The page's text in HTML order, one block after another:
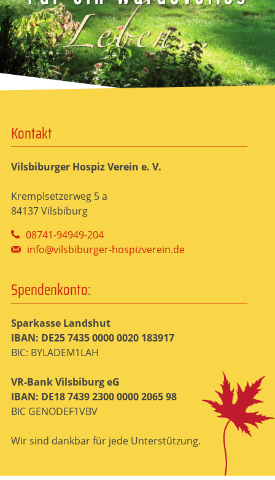
Kontakt
Vilsbiburger Hospiz Verein e. V.
Kremplsetzerweg 5 a
84137 Vilsbiburg
08741-94949-204
info@vilsbiburger-hospizverein.de
Spendenkonto:
Sparkasse Landshut
IBAN: DE25 7435 0000 0020 183917
BIC: BYLADEM1LAH
VR-Bank Vilsbiburg eG
IBAN: DE18 7439 2300 0000 2065 98
BIC GENODEF1VBV
Wir sind dankbar für jede Unterstützung.